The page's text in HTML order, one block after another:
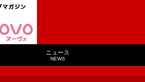
ニュース
NEWS